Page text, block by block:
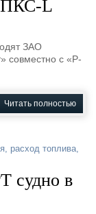
L
ЗАО
совместно с «Р-
Читать полностью
, расход топлива,
судно в